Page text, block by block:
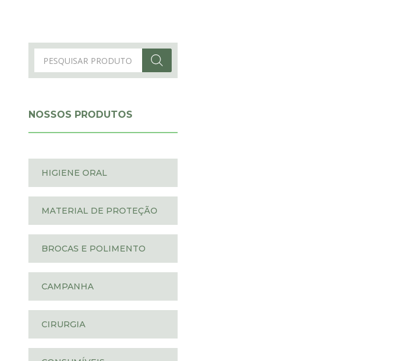
Products
search
NOSSOS PRODUTOS
HIGIENE ORAL
MATERIAL DE PROTEÇÃO
BROCAS E POLIMENTO
CAMPANHA
CIRURGIA